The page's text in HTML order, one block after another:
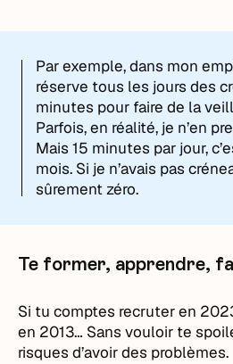
Par exemple, dans mon
réserve tous les jours des
minutes pour faire de la
Parfois, en réalité, je n’en
Mais 15 minutes par jour,
mois. Si je n’avais pas
sûrement zéro.
Te former, apprendre,
Si tu comptes recruter en
en 2013… Sans vouloir te
risques d’avoir des problèmes.